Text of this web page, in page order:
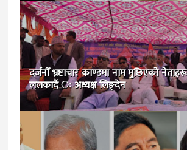
दर्जनौँ भ्रष्टाचार काण्डमा नाम मुछिएको
ललकार्दै ः अध्यक्ष लिङ्देन